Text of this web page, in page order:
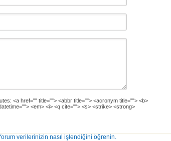
<a href="" title=""> <abbr title=""> <acronym title=""> <b>
<em> <i> <q cite=""> <s> <strike> <strong>
verilerinizin nasıl işlendiğini öğrenin.